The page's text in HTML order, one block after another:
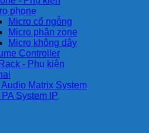
phone
Micro cổ ngỗng
Micro phân zone
Micro không dây
Controller
- Phụ kiện
Audio Matrix System
System IP